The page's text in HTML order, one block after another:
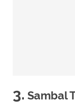
3. Sambal